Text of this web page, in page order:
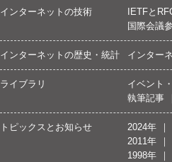
インターネットの技術 IETFと
国際会議
インターネットの歴史・統計 インター
ライブラリ イベント
執筆記事
トピックスとお知らせ 2024年
2011年
1998年